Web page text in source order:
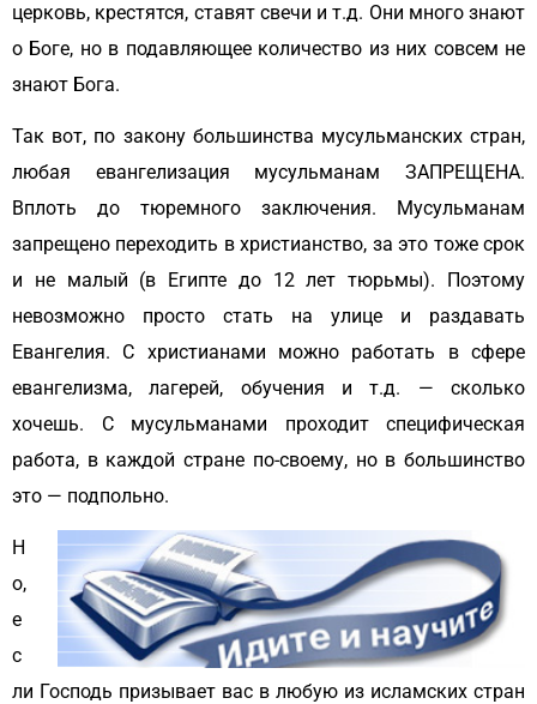
церковь, крестятся, ставят свечи и т.д. Они много знают
о Боге, но в подавляющее количество из них совсем не
знают Бога.
Так вот, по закону большинства мусульманских стран,
любая евангелизация мусульманам ЗАПРЕЩЕНА.
Вплоть до тюремного заключения. Мусульманам
запрещено переходить в христианство, за это тоже срок
и не малый (в Египте до 12 лет тюрьмы). Поэтому
невозможно просто стать на улице и раздавать
Евангелия. С христианами можно работать в сфере
евангелизма, лагерей, обучения и т.д. — сколько
хочешь. С мусульманами проходит специфическая
работа, в каждой стране по-своему, но в большинство
это — подпольно.
Н
о,
е
с
ли Господь призывает вас в любую из исламских стран